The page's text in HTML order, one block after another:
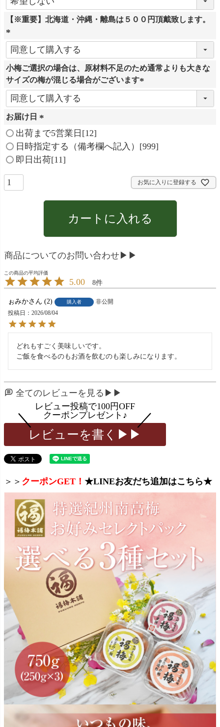
必
須
【※重要】北海道・沖縄・離島は５００円頂戴致します。
必
須
)
小梅ご選択の場合は、原材料不足のため通常よりも大きな
サイズの梅が混じる場合がございます
必
お届け日
(
必
須
)
出荷まで5営業日[12]
日時指定する（備考欄へ記入）[999]
即日出荷[11]
お気に入りに登録する
カートに入れる
商品についてのお問い合わせ▶▶
5.00 8
ぉみか 2 購入者
非公開
投稿日
2026/08/04
どれもすごく美味しいです。
ご飯を食べるのもお酒を飲むのも楽しみになります。
全てのレビューを見る▶▶
レビューを書く▶▶
＞＞ クーポンGET！ ★LINEお友だち追加はこちら★